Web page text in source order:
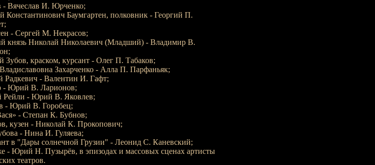
- Вячеслав И. Юрченко;
Константинович Баумгартен, полковник - Георгий П.
- Сергей М. Некрасов;
князь Николай Николаевич (Младший) - Владимир В.
Зубов, краском, курсант - Олег П. Табаков;
Захарченко - Алла П. Парфаньяк;
Радкевич - Валентин И. Гафт;
- Юрий В. Ларионов;
Рейли - Юрий В. Яковлев;
- Юрий В. Горобец;
- Степан К. Бубнов;
кузен - Николай К. Прокопович;
- Нина И. Гуляева;
в "Дары солнечной Грузии" - Леонид С. Каневский;
- Юрий Н. Пузырёв, в эпизодах и массовых сценах артисты
театров.